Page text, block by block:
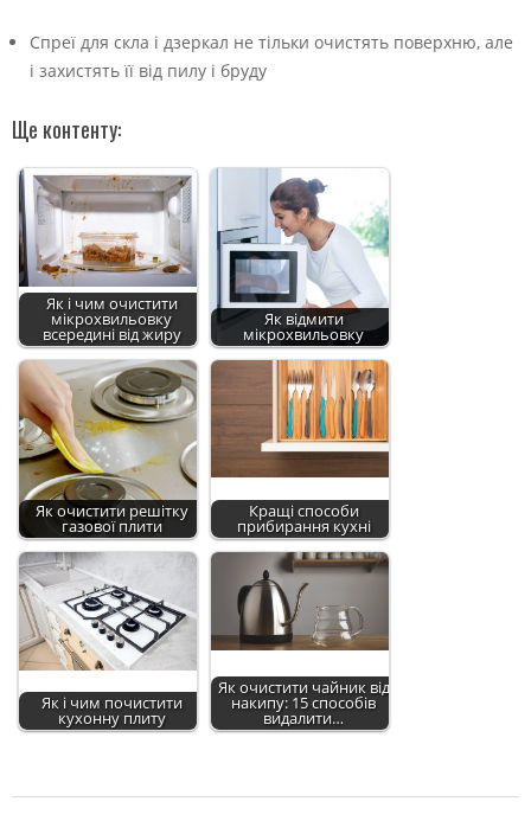
Спреї для скла і дзеркал не тільки очистять поверхню, але
і захистять її від пилу і бруду
Ще контенту:
Як і чим очистити
мікрохвильовку
всередині від жиру
Як відмити
мікрохвильовку
Як очистити решітку
газової плити
Кращі способи
прибирання кухні
Як і чим почистити
кухонну плиту
Як очистити чайник від
накипу: 15 способів
видалити…